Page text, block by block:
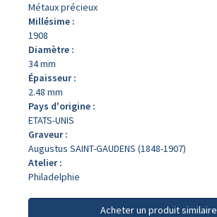
Métaux précieux
Millésime :
1908
Diamètre :
34 mm
Épaisseur :
2.48 mm
Pays d'origine :
ETATS-UNIS
Graveur :
Augustus SAINT-GAUDENS (1848-1907)
Atelier :
Philadelphie
Acheter un produit similaire